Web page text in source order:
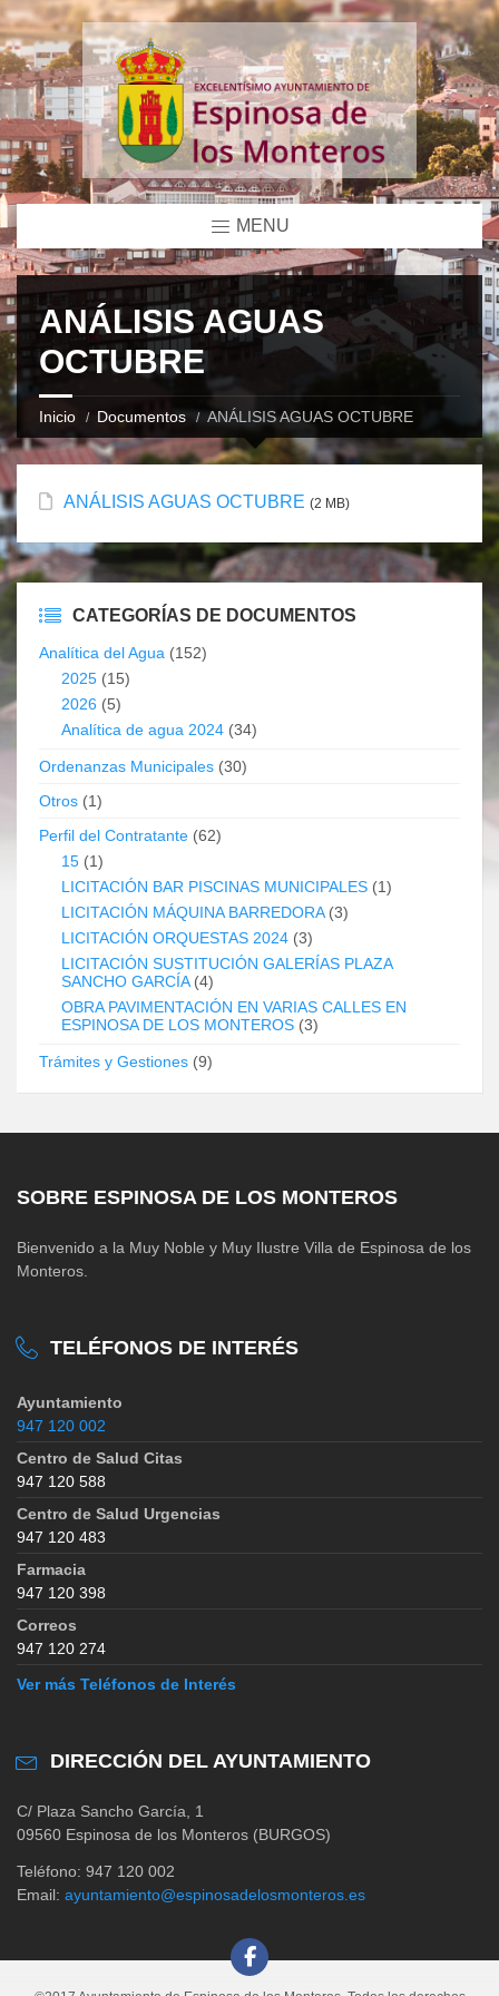
MENU
ANÁLISIS AGUAS
OCTUBRE
Inicio Documentos ANÁLISIS AGUAS OCTUBRE
ANÁLISIS AGUAS OCTUBRE (2 MB)
CATEGORÍAS DE DOCUMENTOS
Analítica del Agua (152)
2025 (15)
2026 (5)
Analítica de agua 2024 (34)
Ordenanzas Municipales (30)
Otros (1)
Perfil del Contratante (62)
15 (1)
LICITACIÓN BAR PISCINAS MUNICIPALES (1)
LICITACIÓN MÁQUINA BARREDORA(3)
LICITACIÓN ORQUESTAS 2024 (3)
LICITACIÓN SUSTITUCIÓN GALERÍAS PLAZA
SANCHO GARCÍA(4)
OBRA PAVIMENTACIÓN EN VARIAS CALLES EN
ESPINOSA DE LOS MONTEROS (3)
Trámites y Gestiones (9)
SOBRE ESPINOSA DE LOS MONTEROS
Bienvenido a la Muy Noble y Muy Ilustre Villa de Espinosa de los
Monteros.
TELÉFONOS DE INTERÉS
Ayuntamiento
947 120 002
Centro de Salud Citas
947 120 588
Centro de Salud Urgencias
947 120 483
Farmacia
947 120 398
Correos
947 120 274
Ver más Teléfonos de Interés
DIRECCIÓN DEL AYUNTAMIENTO
C/ Plaza Sancho García, 1
09560 Espinosa de los Monteros (BURGOS)
Teléfono: 947 120 002
Email: ayuntamiento@espinosadelosmonteros.es